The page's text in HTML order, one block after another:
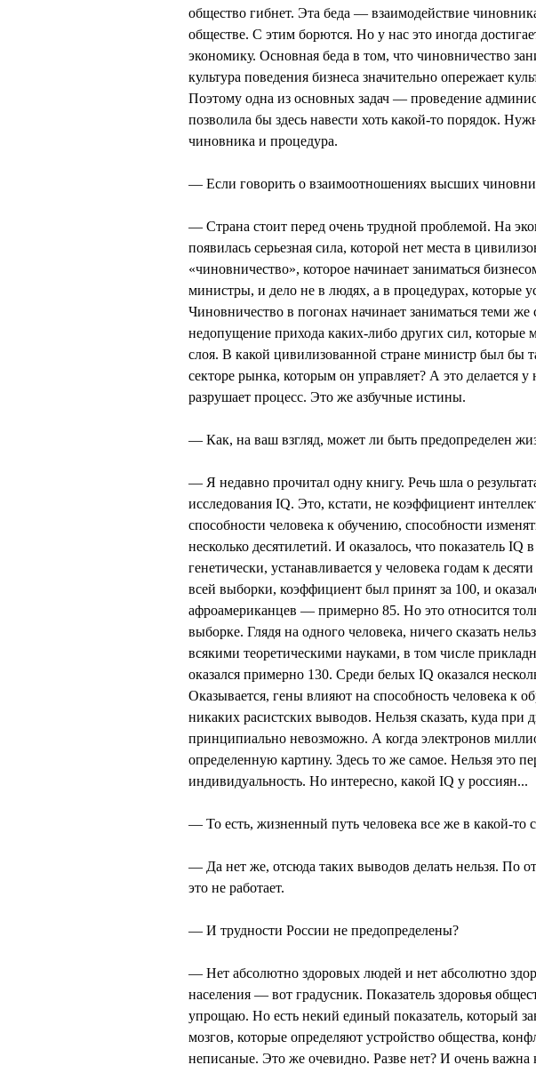
общество гибнет. Эта беда — взаимодействие
обществе. С этим борются. Но у нас это иногда
экономику. Основная беда в том, что чиновничество
культура поведения бизнеса значительно опережает
Поэтому одна из основных задач — проведение
позволила бы здесь навести хоть какой-то порядок.
чиновника и процедура.
— Если говорить о взаимоотношениях высших
— Страна стоит перед очень трудной проблемой. На
появилась серьезная сила, которой нет места в
«чиновничество», которое начинает заниматься
министры, и дело не в людях, а в процедурах, которые
Чиновничество в погонах начинает заниматься теми
недопущение прихода каких-либо других сил, которые
слоя. В какой цивилизованной стране министр был бы
секторе рынка, которым он управляет? А это делается
разрушает процесс. Это же азбучные истины.
— Как, на ваш взгляд, может ли быть предопределен
— Я недавно прочитал одну книгу. Речь шла о
исследования IQ. Это, кстати, не коэффициент
способности человека к обучению, способности
несколько десятилетий. И оказалось, что показатель IQ
генетически, устанавливается у человека годам к
всей выборки, коэффициент был принят за 100, и
афроамериканцев — примерно 85. Но это относится
выборке. Глядя на одного человека, ничего сказать
всякими теоретическими науками, в том числе
оказался примерно 130. Среди белых IQ оказался
Оказывается, гены влияют на способность человека к
никаких расистских выводов. Нельзя сказать, куда при
принципиально невозможно. А когда электронов
определенную картину. Здесь то же самое. Нельзя это
индивидуальность. Но интересно, какой IQ у россиян...
— То есть, жизненный путь человека все же в какой-то
— Да нет же, отсюда таких выводов делать нельзя. По
это не работает.
— И трудности России не предопределены?
— Нет абсолютно здоровых людей и нет абсолютно
населения — вот градусник. Показатель здоровья
упрощаю. Но есть некий единый показатель, который
мозгов, которые определяют устройство общества,
неписаные. Это же очевидно. Разве нет? И очень важна